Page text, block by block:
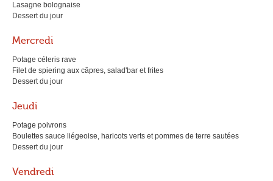
Lasagne bolognaise
Dessert du jour
Mercredi
Potage céleris rave
Filet de spiering aux câpres, salad'bar et frites
Dessert du jour
Jeudi
Potage poivrons
Boulettes sauce liégeoise, haricots verts et pommes de terre sautées
Dessert du jour
Vendredi